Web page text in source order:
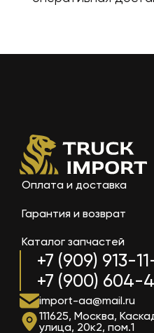
+7 (909) 913-
+7 (900) 604-
Оплата и доставка
Гарантия и возврат
Каталог запчастей
import-aa@mail.ru
111625, Москва,
улица, 20к2, пом.1